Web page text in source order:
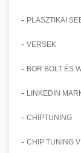
- PLASZTIKAI
- VERSEK
- BOR BOLT ÉS
- LINKEDIN
- CHIPTUNING
- CHIP TUNING